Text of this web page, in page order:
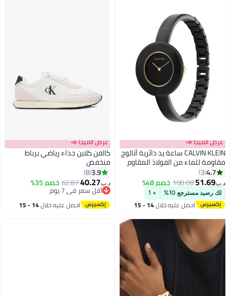
عرض الميجا 📣
CALVIN KLEIN ساعة يد دائرية أنالوج
مقاومة للماء من الفولاذ المقاوم
للصدأ 25200024
4.7
3
د.ب‏51.69
100.08خصم 48%
لك رصيد مسترجع 10% + 1
احصل عليه خلال 14 - 15
5
عرض الميجا 📣
كالفن كلاين حذاء رياضي برباط
منخفض
3.9
8
د.ب‏40.27
62.87خصم 35%
أقل سعر في 7 يوم
أقل سعر في 7 يوم
احصل عليه خلال 14 - 15